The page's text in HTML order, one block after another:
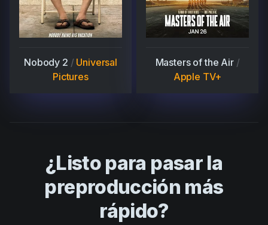
Nobody 2 / Universal
Pictures
Masters of the Air/
Apple TV+
¿Listo para pasar la
preproducción más
rápido?